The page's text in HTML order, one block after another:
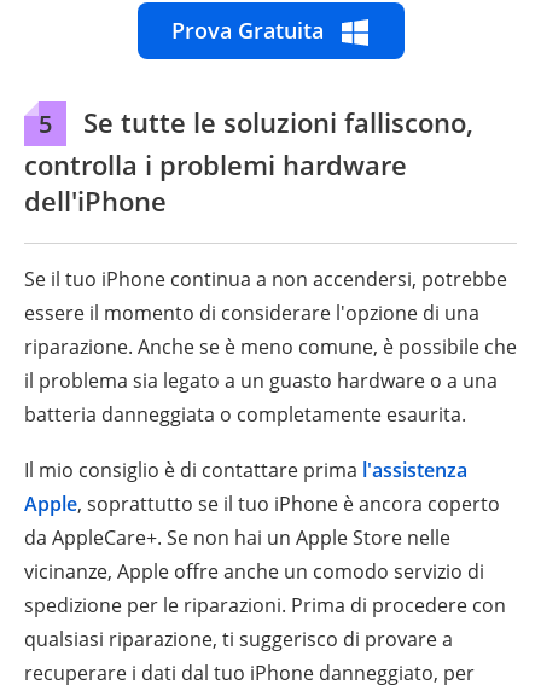
Prova Gratuita
5
Se tutte le soluzioni falliscono,
controlla i problemi hardware
dell'iPhone
Se il tuo iPhone continua a non accendersi, potrebbe
essere il momento di considerare l'opzione di una
riparazione. Anche se è meno comune, è possibile che
il problema sia legato a un guasto hardware o a una
batteria danneggiata o completamente esaurita.
Il mio consiglio è di contattare prima l'assistenza
Apple, soprattutto se il tuo iPhone è ancora coperto
da AppleCare+. Se non hai un Apple Store nelle
vicinanze, Apple offre anche un comodo servizio di
spedizione per le riparazioni. Prima di procedere con
qualsiasi riparazione, ti suggerisco di provare a
recuperare i dati dal tuo iPhone danneggiato, per